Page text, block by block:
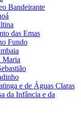
Bandeirante
das Emas
Fundo
Maria
e de Águas Claras
da Infância e da